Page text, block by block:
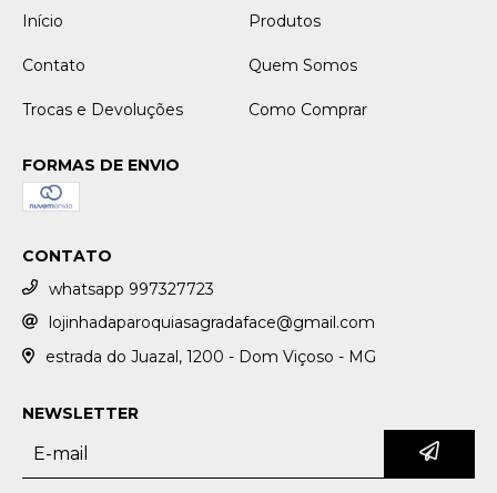
Início
Produtos
Contato Quem Somos
Trocas e Devoluções Como Comprar
FORMAS DE ENVIO
CONTATO
whatsapp 997327723
lojinhadaparoquiasagradaface@gmail.com
estrada do Juazal, 1200 - Dom Viçoso - MG
NEWSLETTER